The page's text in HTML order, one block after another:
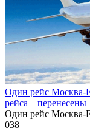
Один рейс Москва-
рейса – перенесены
Один рейс Москва-
038